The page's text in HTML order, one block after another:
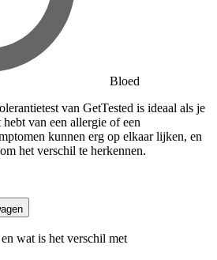
Bloed
van GetTested is ideaal als je
van een allergie of een
kunnen erg op elkaar lijken, en
het verschil te herkennen.
wat is het verschil met